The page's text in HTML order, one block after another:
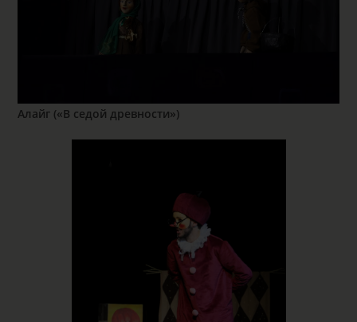
Алайг («В седой древности»)